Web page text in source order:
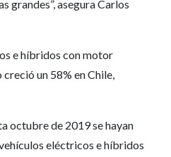
grandes”, asegura Carlos
e híbridos con motor
un 58% en Chile,
octubre de 2019 se hayan
eléctricos e híbridos